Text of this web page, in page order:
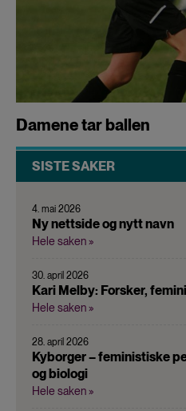
Damene tar ballen
SISTE SAKER
4. mai 2026
Ny nettside og nytt navn
Hele saken »
30. april 2026
Kari Melby: Forsker,
Hele saken »
28. april 2026
Kyborger – feministiske
og biologi
Hele saken »